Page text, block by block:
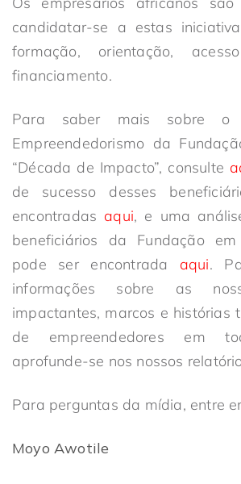
candidatar-se a estas
formação, orientação,
financiamento.
Para saber mais sobre o
Empreendedorismo da
“Década de Impacto”, consulte
de sucesso desses
encontradas aqui, e uma
beneficiários da Fundação
pode ser encontrada aqui.
informações sobre as
impactantes, marcos e histórias
de empreendedores em
aprofunde-se nos nossos
Para perguntas da mídia, entre
Moyo Awotile